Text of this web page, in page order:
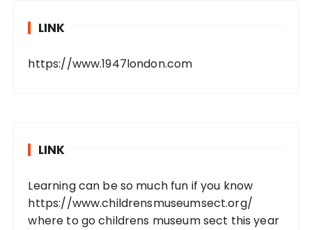
LINK
https://www.1947london.com
LINK
Learning can be so much fun if you know
https://www.childrensmuseumsect.org/
where to go childrens museum sect this year